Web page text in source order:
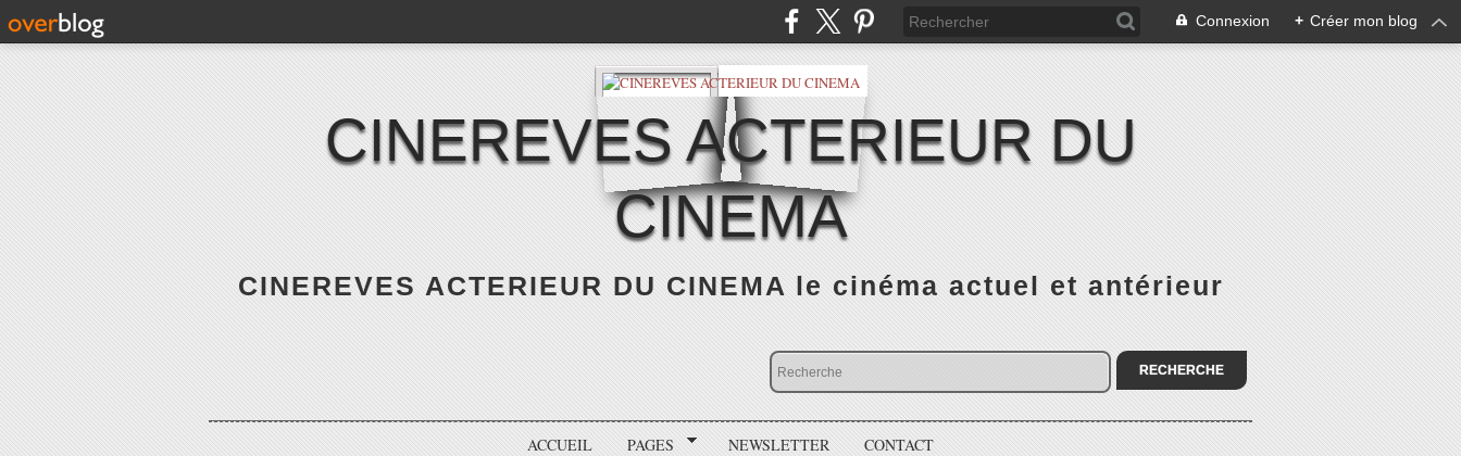
Connexion + Créer mon blog
CINEREVES ACTERIEUR DU
CINEMA
CINEREVES ACTERIEUR DU CINEMA le cinéma actuel et antérieur
ACCUEIL PAGES NEWSLETTER CONTACT